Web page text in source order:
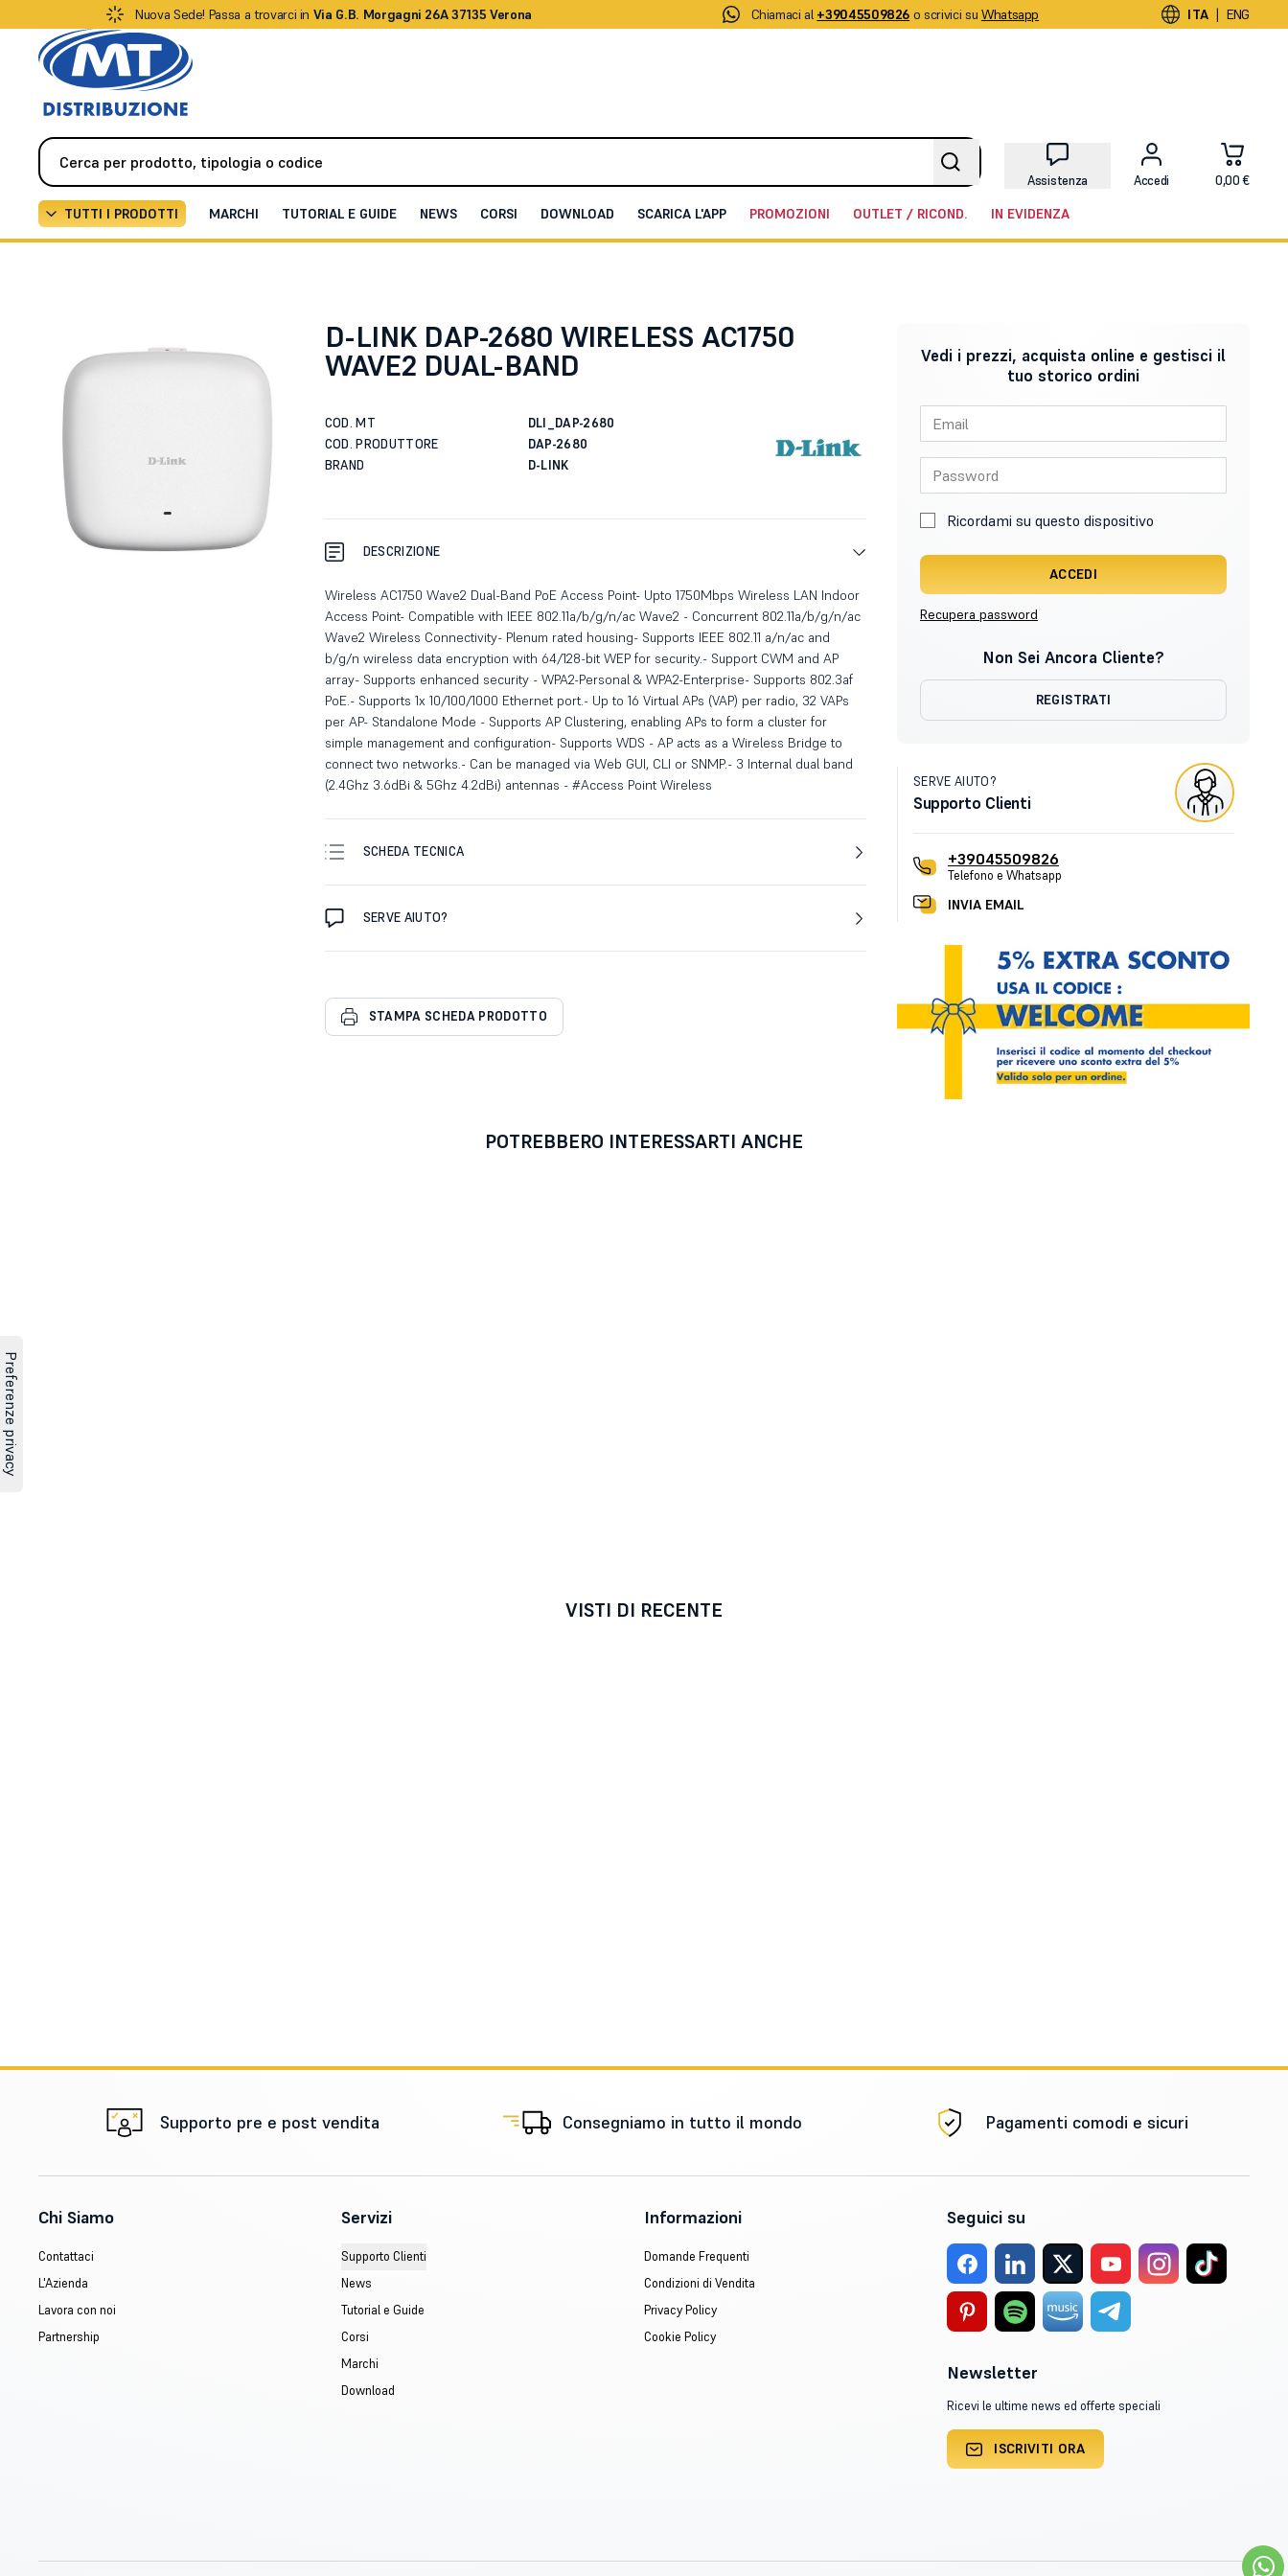
Nuova Sede! Passa a trovarci in Via G.B. Morgagni 26A 37135 Verona Chiamaci al +39045509826 o scrivici su Whatsapp ITA | ENG
Assistenza Accedi 0,00 €
TUTTI I PRODOTTI MARCHI TUTORIAL E GUIDE NEWS CORSI DOWNLOAD SCARICA L'APP PROMOZIONI OUTLET / RICOND. IN EVIDENZA
D-LINK DAP-2680 WIRELESS AC1750
WAVE2 DUAL-BAND
COD. MT
DLI_DAP-2680
COD. PRODUTTORE
DAP-2680
BRAND
D-LINK
DESCRIZIONE
Wireless AC1750 Wave2 Dual-Band PoE Access Point- Upto 1750Mbps Wireless LAN Indoor
Access Point- Compatible with IEEE 802.11a/b/g/n/ac Wave2 - Concurrent 802.11a/b/g/n/ac
Wave2 Wireless Connectivity- Plenum rated housing- Supports IEEE 802.11 a/n/ac and
b/g/n wireless data encryption with 64/128-bit WEP for security.- Support CWM and AP
array- Supports enhanced security - WPA2-Personal & WPA2-Enterprise- Supports 802.3af
PoE.- Supports 1x 10/100/1000 Ethernet port.- Up to 16 Virtual APs (VAP) per radio, 32 VAPs
per AP- Standalone Mode - Supports AP Clustering, enabling APs to form a cluster for
simple management and configuration- Supports WDS - AP acts as a Wireless Bridge to
connect two networks.- Can be managed via Web GUI, CLI or SNMP.- 3 Internal dual band
(2.4Ghz 3.6dBi & 5Ghz 4.2dBi) antennas - #Access Point Wireless
SCHEDA TECNICA
SERVE AIUTO?
STAMPA SCHEDA PRODOTTO
Vedi i prezzi, acquista online e gestisci il
tuo storico ordini
Ricordami su questo dispositivo
ACCEDI
Recupera password
Non Sei Ancora Cliente?
REGISTRATI
SERVE AIUTO?
Supporto Clienti
+39045509826
Telefono e Whatsapp
INVIA EMAIL
POTREBBERO INTERESSARTI ANCHE
VISTI DI RECENTE
Supporto pre e post vendita Consegniamo in tutto il mondo Pagamenti comodi e sicuri
Chi Siamo
Contattaci
L'Azienda
Lavora con noi
Partnership
Servizi
Supporto Clienti
News
Tutorial e Guide
Corsi
Marchi
Download
Informazioni
Domande Frequenti
Condizioni di Vendita
Privacy Policy
Cookie Policy
Seguici su
Newsletter
Ricevi le ultime news ed offerte speciali
ISCRIVITI ORA